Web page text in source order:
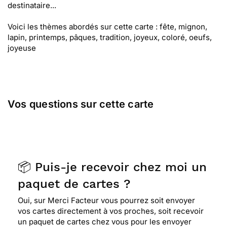
destinataire...
Voici les thèmes abordés sur cette carte : fête, mignon,
lapin, printemps, pâques, tradition, joyeux, coloré, oeufs,
joyeuse
Vos questions sur cette carte
📦 Puis-je recevoir chez moi un
paquet de cartes ?
Oui, sur Merci Facteur vous pourrez soit envoyer
vos cartes directement à vos proches, soit recevoir
un paquet de cartes chez vous pour les envoyer